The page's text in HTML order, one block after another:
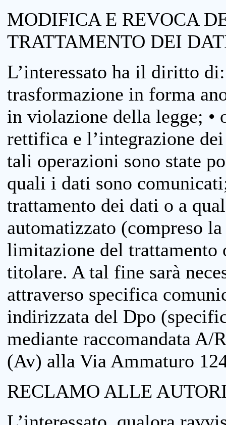
MODIFICA E REVOCA
TRATTAMENTO DEI
L’interessato ha il diritto
trasformazione in forma
in violazione della legge; •
rettifica e l’integrazione
tali operazioni sono state
quali i dati sono
trattamento dei dati o a
automatizzato (compreso
limitazione del trattamento
titolare. A tal fine sarà
attraverso specifica
indirizzata del Dpo
mediante raccomandata
(Av) alla Via Ammaturo
RECLAMO ALLE